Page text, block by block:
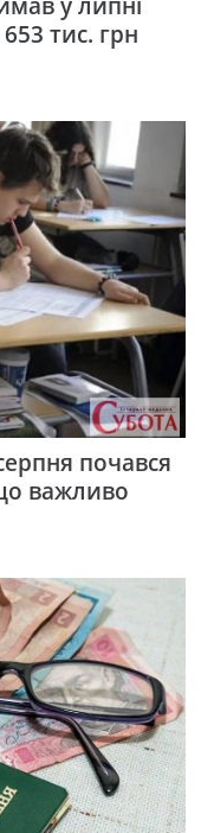
тис. грн
почався
важливо